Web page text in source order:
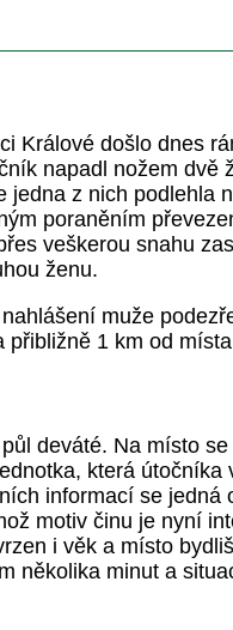
Králové došlo dnes
napadl nožem dvě
jedna z nich podlehla
poraněním
veškerou snahu
ženu.
muže
přibližně 1 km od
deváté. Na místo
která útočníka
informací se jedná
motiv činu je nyní
i věk a místo
několika minut a